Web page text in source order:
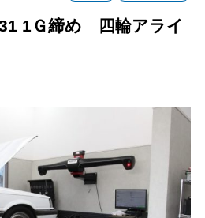
1Ｇ締め 四輪アライ